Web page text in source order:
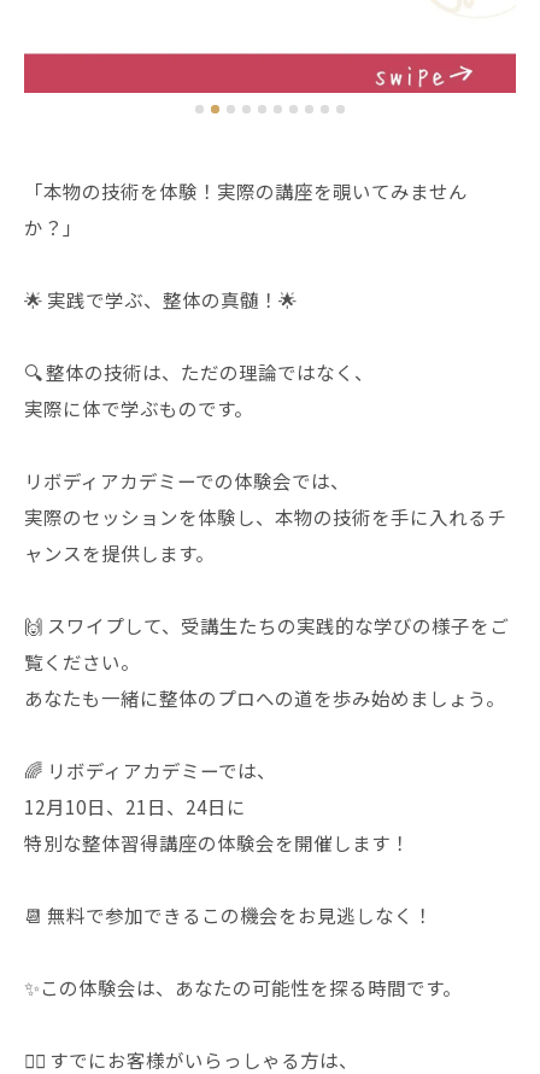
「本物の技術を体験！実際の講座を覗いてみません
か？」
🌟 実践で学ぶ、整体の真髄！🌟
🔍 整体の技術は、ただの理論ではなく、
実際に体で学ぶものです。
リボディアカデミーでの体験会では、
実際のセッションを体験し、本物の技術を手に入れるチ
ャンスを提供します。
🙌 スワイプして、受講生たちの実践的な学びの様子をご
覧ください。
あなたも一緒に整体のプロへの道を歩み始めましょう。
🌈 リボディアカデミーでは、
12月10日、21日、24日に
特別な整体習得講座の体験会を開催します！
📆 無料で参加できるこの機会をお見逃しなく！
✨この体験会は、あなたの可能性を探る時間です。
🏋️‍♀️ すでにお客様がいらっしゃる方は、